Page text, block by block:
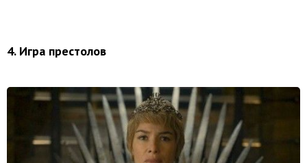
4. Игра престолов